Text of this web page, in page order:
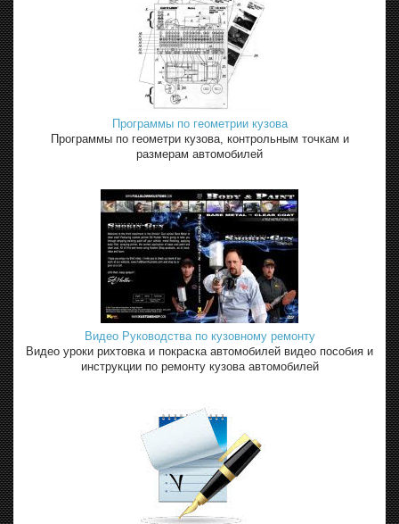
Программы по геометрии кузова
Программы по геометри кузова, контрольным точкам и
размерам автомобилей
Видео Руководства по кузовному ремонту
Видео уроки рихтовка и покраска автомобилей видео пособия и
инструкции по ремонту кузова автомобилей